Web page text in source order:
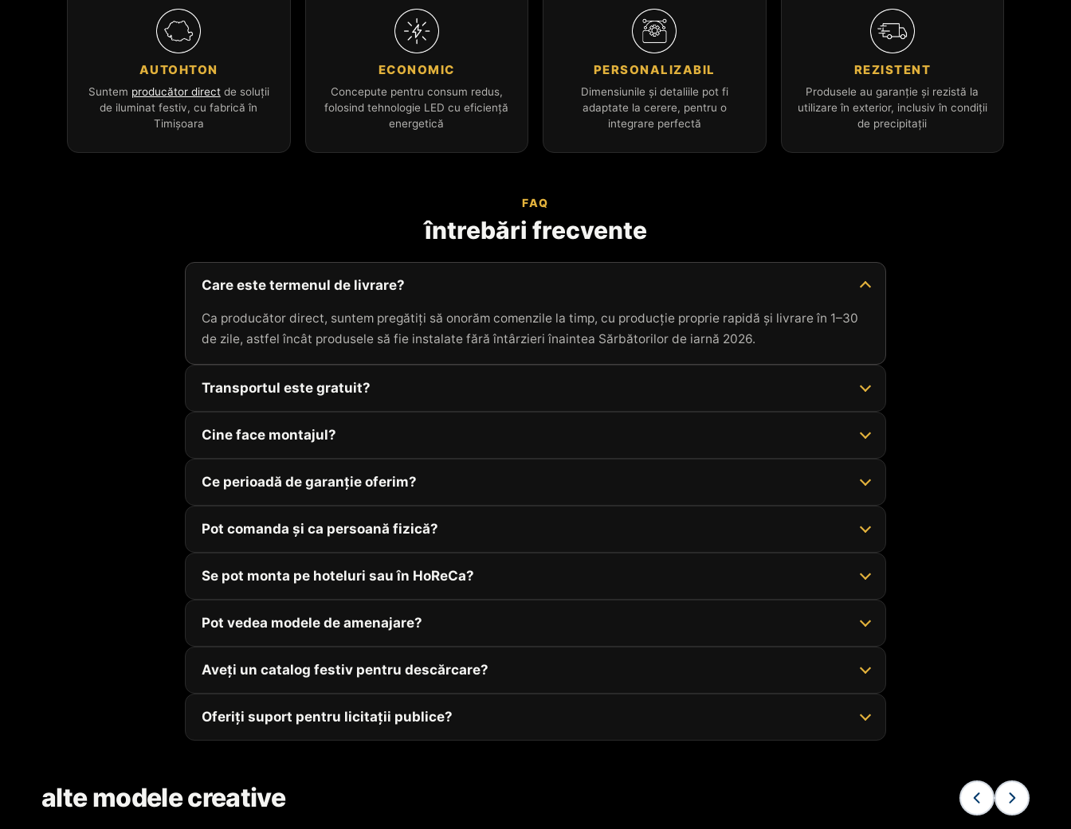
AUTOHTON
Suntem producător directde soluții
de iluminat festiv, cu fabrică în
Timișoara
ECONOMIC
Concepute pentru consum redus,
folosind tehnologie LED cu eficiență
energetică
PERSONALIZABIL
Dimensiunile și detaliile pot fi
adaptate la cerere, pentru o
integrare perfectă
REZISTENT
Produsele au garanție și rezistă la
utilizare în exterior, inclusiv în condiții
de precipitații
FAQ
întrebări frecvente
Care este termenul de livrare?
Ca producător direct, suntem pregătiți să onorăm comenzile la timp, cu producție proprie rapidă și livrare în 1–30
de zile, astfel încât produsele să fie instalate fără întârzieri înaintea Sărbătorilor de iarnă 2026.
Transportul este gratuit?
Cine face montajul?
Ce perioadă de garanție oferim?
Pot comanda și ca persoană fizică?
Se pot monta pe hoteluri sau în HoReCa?
Pot vedea modele de amenajare?
Aveți un catalog festiv pentru descărcare?
Oferiți suport pentru licitații publice?
alte modele creative